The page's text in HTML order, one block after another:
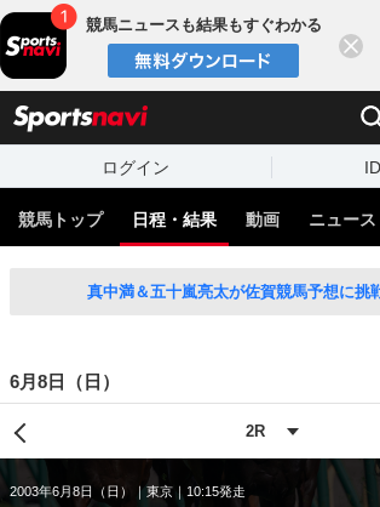
競馬ニュースも結果もすぐわかる
ログイン
競馬トップ 日程・結果 動画 ニュース
真中満＆五十嵐亮太が佐賀競馬予想に挑
6月8日（日）
2003年6月8日（日） 東京 10:15発走